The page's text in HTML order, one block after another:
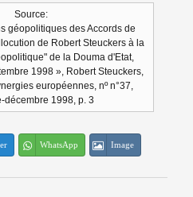
Source:
géopolitiques des Accords de
de Robert Steuckers à la
de la Douma d'Etat,
1998 », Robert Steuckers,
européennes, nº n°37,
décembre 1998, p. 3
WhatsApp Image